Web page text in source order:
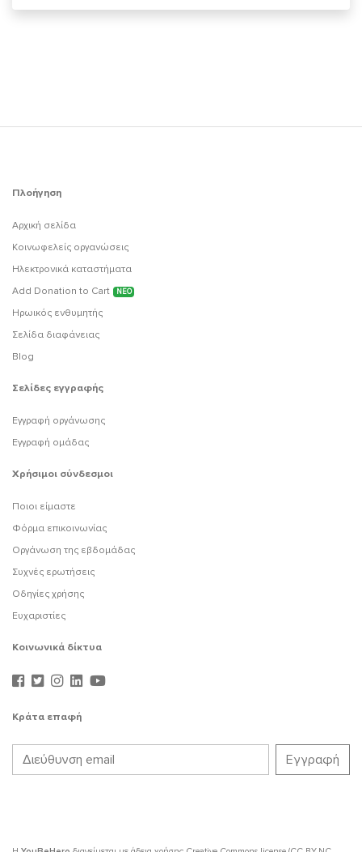
Πλοήγηση
Αρχική σελίδα
Κοινωφελείς οργανώσεις
Ηλεκτρονικά καταστήματα
Add Donation to Cart
ΝΕΟ
Ηρωικός ενθυμητής
Σελίδα διαφάνειας
Blog
Σελίδες εγγραφής
Εγγραφή οργάνωσης
Εγγραφή ομάδας
Χρήσιμοι σύνδεσμοι
Ποιοι είμαστε
Φόρμα επικοινωνίας
Οργάνωση της εβδομάδας
Συχνές ερωτήσεις
Οδηγίες χρήσης
Ευχαριστίες
Κοινωνικά δίκτυα
Κράτα επαφή